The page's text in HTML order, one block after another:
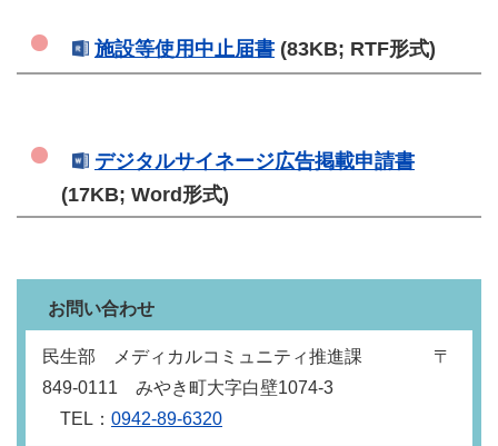
施設等使用中止届書 (83KB; RTF形式)
デジタルサイネージ広告掲載申請書
(17KB; Word形式)
お問い合わせ
民生部 メディカルコミュニティ推進課 〒
849‐0111 みやき町大字白壁1074-3
TEL： 0942‐89‐6320